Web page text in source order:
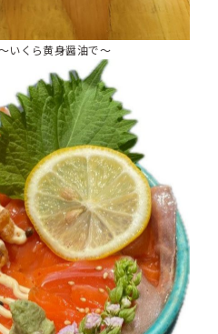
いくら黄身醤油で～